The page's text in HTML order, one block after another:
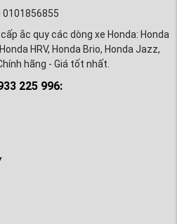
0101856855
ắc quy các dòng xe Honda: Honda
HRV, Honda Brio, Honda Jazz,
hãng - Giá tốt nhất.
225 996: